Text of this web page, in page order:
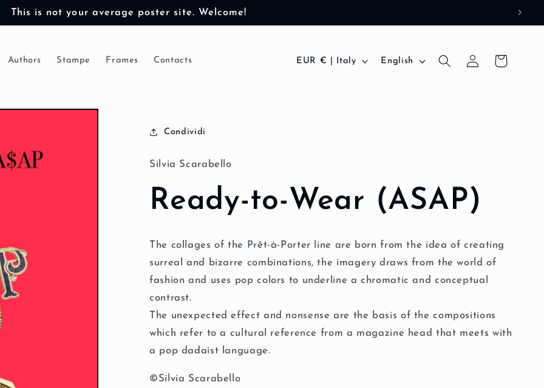
This is not your average poster site. Welcome!
Authors Stampe Frames Contacts
C
y
r
e
g
o
EUR € | Italy
L
g
e
English
Log
in
Cart
Condividi
Silvia Scarabello
Ready-to-Wear (ASAP)
The collages of the Prêt-à-Porter line are born from the idea of ​​creating
surreal and bizarre combinations, the imagery draws from the world of
fashion and uses pop colors to underline a chromatic and conceptual
contrast.
The unexpected effect and nonsense are the basis of the compositions
which refer to a cultural reference from a magazine head that meets with
a pop dadaist language.
©Silvia Scarabello